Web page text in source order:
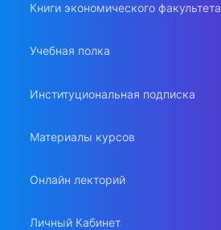
Книги экономического факультета
Учебная полка
Институциональная подписка
Материалы курсов
Онлайн лекторий
Личный Кабинет